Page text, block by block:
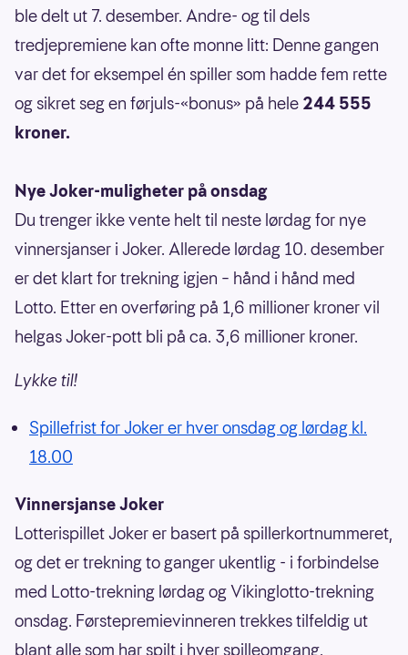
ble delt ut 7. desember. Andre- og til dels
tredjepremiene kan ofte monne litt: Denne gangen
var det for eksempel én spiller som hadde fem rette
og sikret seg en førjuls-«bonus» på hele 244 555
kroner.
Nye Joker-muligheter på onsdag
Du trenger ikke vente helt til neste lørdag for nye
vinnersjanser i Joker. Allerede lørdag 10. desember
er det klart for trekning igjen – hånd i hånd med
Lotto. Etter en overføring på 1,6 millioner kroner vil
helgas Joker-pott bli på ca. 3,6 millioner kroner.
Lykke til!
Spillefrist for Joker er hver onsdag og lørdag kl.
18.00
Vinnersjanse Joker
Lotterispillet Joker er basert på spillerkortnummeret,
og det er trekning to ganger ukentlig - i forbindelse
med Lotto-trekning lørdag og Vikinglotto-trekning
onsdag. Førstepremievinneren trekkes tilfeldig ut
blant alle som har spilt i hver spilleomgang.